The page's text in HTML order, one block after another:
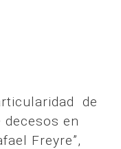
de
en
Freyre”,